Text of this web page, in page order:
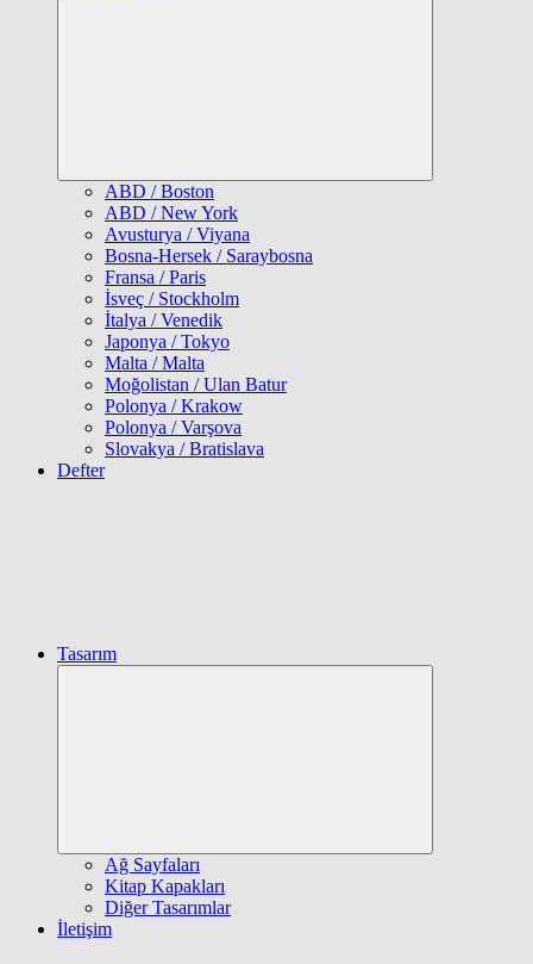
ABD / Boston
ABD / New York
Avusturya / Viyana
Bosna-Hersek / Saraybosna
Fransa / Paris
İsveç / Stockholm
İtalya / Venedik
Japonya / Tokyo
Malta / Malta
Moğolistan / Ulan Batur
Polonya / Krakow
Polonya / Varşova
Slovakya / Bratislava
Defter
Tasarım
Ağ Sayfaları
Kitap Kapakları
Diğer Tasarımlar
İletişim